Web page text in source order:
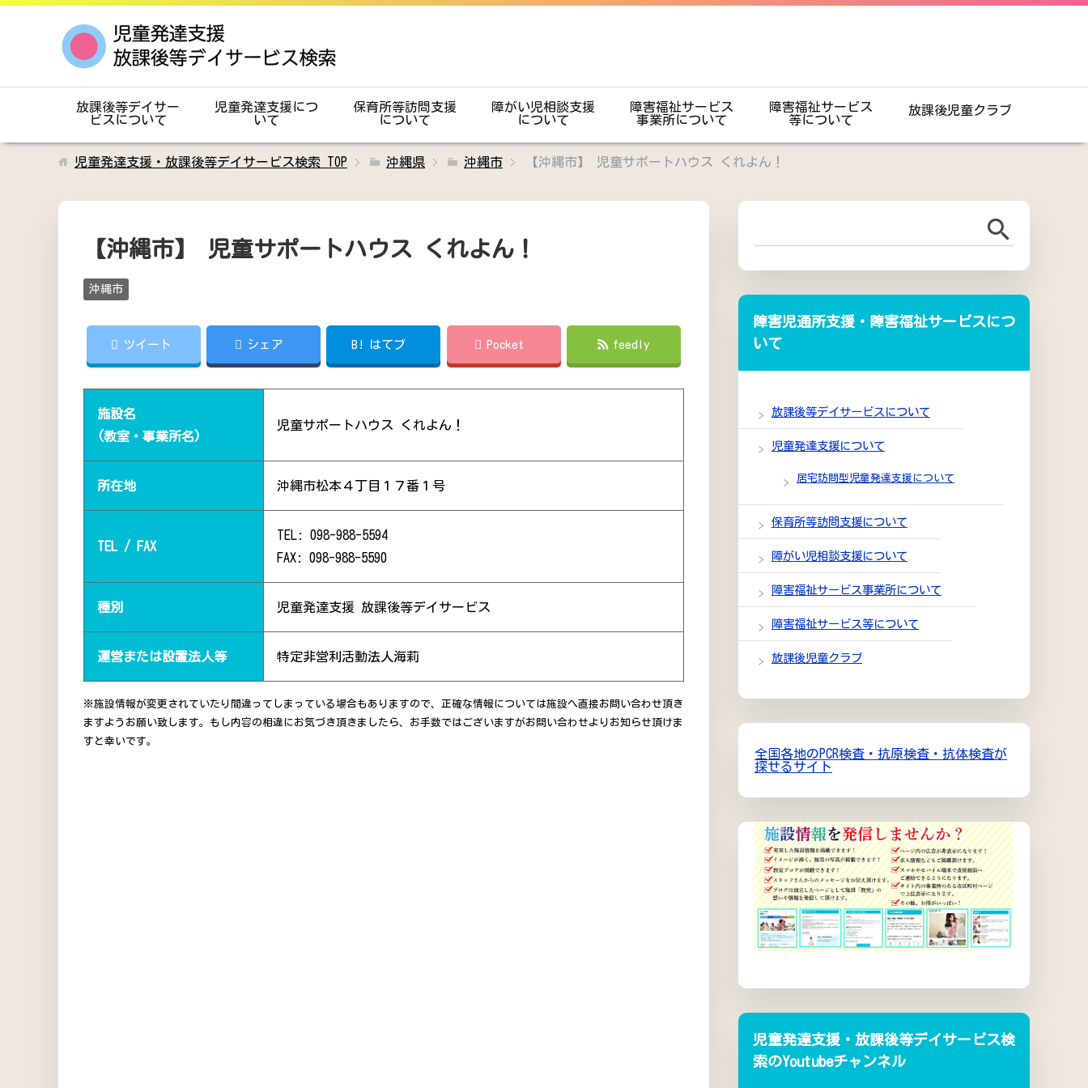
放課後等デイサー
ビスについて
児童発達支援につ
いて
保育所等訪問支援
について
障がい児相談支援
について
障害福祉サービス
事業所について
障害福祉サービス
等について
放課後児童クラブ
児童発達支援・放課後等デイサービス検索 TOP 沖縄県 沖縄市 【沖縄市】 児童サポートハウス くれよん！
【沖縄市】 児童サポートハウス くれよん！
沖縄市
ツイート シェア B! はてブ Pocket feedly
施設名
(教室・事業所名)
児童サポートハウス くれよん！
所在地 沖縄市松本４丁目１７番１号
TEL / FAX
TEL: 098-988-5594
FAX: 098-988-5590
種別 児童発達支援 放課後等デイサービス
運営または設置法人等 特定非営利活動法人海莉
※施設情報が変更されていたり間違ってしまっている場合もありますので、正確な情報については施設へ直接お問い合わせ頂き
ますようお願い致します。もし内容の相違にお気づき頂きましたら、お手数ではございますがお問い合わせよりお知らせ頂けま
すと幸いです。
障害児通所支援・障害福祉サービスにつ
いて
放課後等デイサービスについて
児童発達支援について
居宅訪問型児童発達支援について
保育所等訪問支援について
障がい児相談支援について
障害福祉サービス事業所について
障害福祉サービス等について
放課後児童クラブ
全国各地のPCR検査・抗原検査・抗体検査が
探せるサイト
児童発達支援・放課後等デイサービス検
索のYoutubeチャンネル